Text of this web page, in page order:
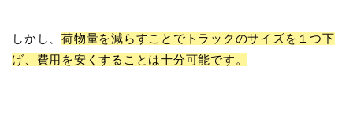
しかし、荷物量を減らすことでトラックのサイズを１つ下
げ、費用を安くすることは十分可能です。